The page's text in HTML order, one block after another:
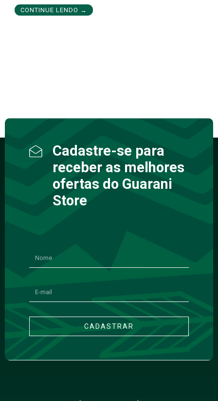
CONTINUE LENDO →
Cadastre-se para
receber as melhores
ofertas do Guarani
Store
CADASTRAR